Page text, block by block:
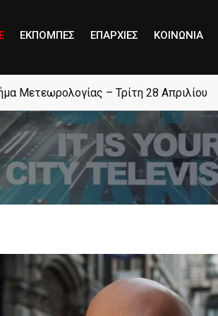
ΕΚΠΟΜΠΕΣ ΕΠΑΡΧΙΕΣ ΚΟΙΝΩΝΙΑ
Μετεωρολογίας – Τρίτη 28 Απριλίου